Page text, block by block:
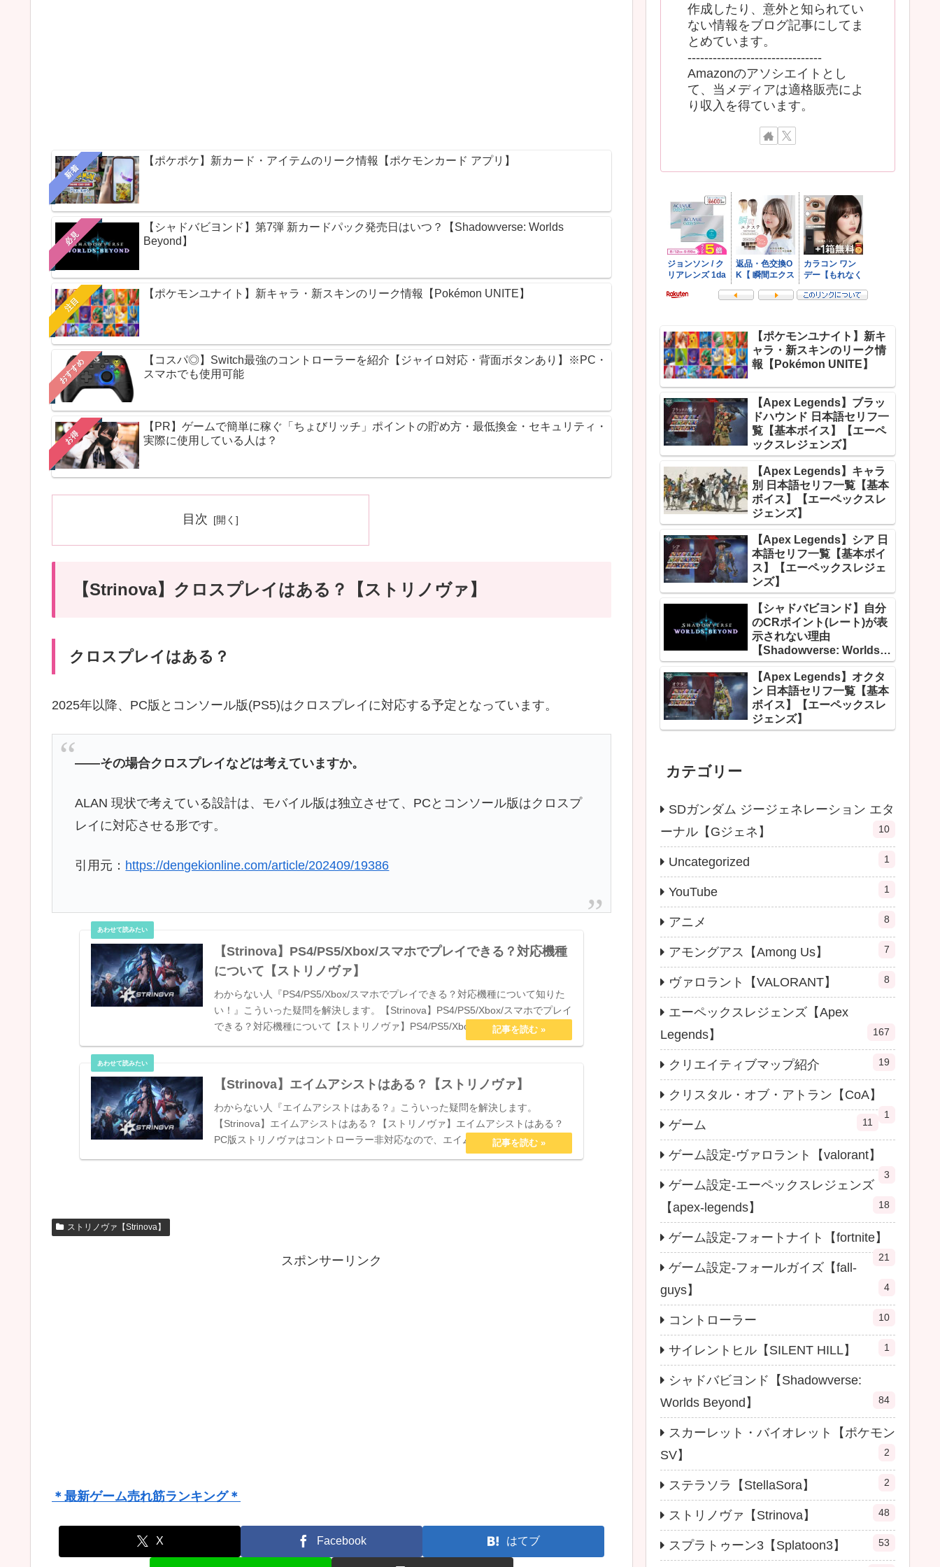
新着
【ポケポケ】新カード・アイテムのリーク情報【ポケモンカード アプリ】
必見
【シャドバビヨンド】第7弾 新カードパック発売日はいつ？【Shadowverse: Worlds
Beyond】
注目
【ポケモンユナイト】新キャラ・新スキンのリーク情報【Pokémon UNITE】
おすすめ
【コスパ◎】Switch最強のコントローラーを紹介【ジャイロ対応・背面ボタンあり】※PC・
スマホでも使用可能
お得
【PR】ゲームで簡単に稼ぐ「ちょびリッチ」ポイントの貯め方・最低換金・セキュリティ・
実際に使用している人は？
目次
【Strinova】クロスプレイはある？【ストリノヴァ】
クロスプレイはある？
2025年以降、PC版とコンソール版(PS5)はクロスプレイに対応する予定となっています。
――その場合クロスプレイなどは考えていますか。
ALAN 現状で考えている設計は、モバイル版は独立させて、PCとコンソール版はクロスプ
レイに対応させる形です。
引用元： https://dengekionline.com/article/202409/19386
【Strinova】PS4/PS5/Xbox/スマホでプレイできる？対応機種
について【ストリノヴァ】
わからない人『PS4/PS5/Xbox/スマホでプレイできる？対応機種について知りた
い！』こういった疑問を解決します。【Strinova】PS4/PS5/Xbox/スマホでプレイ
できる？対応機種について【ストリノヴァ】PS4/PS5/Xbo...
【Strinova】エイムアシストはある？【ストリノヴァ】
わからない人『エイムアシストはある？』こういった疑問を解決します。
【Strinova】エイムアシストはある？【ストリノヴァ】エイムアシストはある？
PC版ストリノヴァはコントローラー非対応なので、エイムアシストは存在しませ
ストリノヴァ【Strinova】
スポンサーリンク
＊最新ゲーム売れ筋ランキング＊
X Facebook はてブ
作成したり、意外と知られてい
ない情報をブログ記事にしてま
とめています。
--------------------------------
Amazonのアソシエイトとし
て、当メディアは適格販売によ
り収入を得ています。
【ポケモンユナイト】新キ
ャラ・新スキンのリーク情
報【Pokémon UNITE】
【Apex Legends】ブラッ
ドハウンド 日本語セリフ一
覧【基本ボイス】【エーペ
ックスレジェンズ】
【Apex Legends】キャラ
別 日本語セリフ一覧【基本
ボイス】【エーペックスレ
ジェンズ】
【Apex Legends】シア 日
本語セリフ一覧【基本ボイ
ス】【エーペックスレジェ
ンズ】
【シャドバビヨンド】自分
のCRポイント(レート)が表
示されない理由
【Shadowverse: Worlds
Beyond】
【Apex Legends】オクタ
ン 日本語セリフ一覧【基本
ボイス】【エーペックスレ
ジェンズ】
カテゴリー
SDガンダム ジージェネレーション エタ
ーナル【Gジェネ】
10
Uncategorized 1
YouTube 1
アニメ 8
アモングアス【Among Us】 7
ヴァロラント【VALORANT】 8
エーペックスレジェンズ【Apex
Legends】
167
クリエイティブマップ紹介 19
クリスタル・オブ・アトラン【CoA】
1
ゲーム 11
ゲーム設定-ヴァロラント【valorant】
3
ゲーム設定-エーペックスレジェンズ
【apex-legends】
18
ゲーム設定-フォートナイト【fortnite】
21
ゲーム設定-フォールガイズ【fall-
guys】
4
コントローラー 10
サイレントヒル【SILENT HILL】 1
シャドバビヨンド【Shadowverse:
Worlds Beyond】
84
スカーレット・バイオレット【ポケモン
SV】
2
ステラソラ【StellaSora】 2
ストリノヴァ【Strinova】 48
スプラトゥーン3【Splatoon3】 53